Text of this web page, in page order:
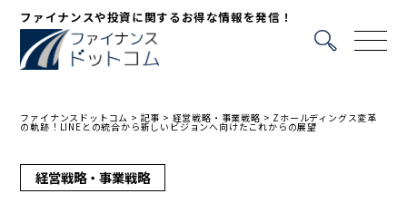
ファイナンスや投資に関するお得な情報を発信！
ファイナンスドットコム > 記事 > 経営戦略・事業戦略 > Zホールディングス変革
の軌跡！LINEとの統合から新しいビジョンへ向けたこれからの展望
経営戦略・事業戦略